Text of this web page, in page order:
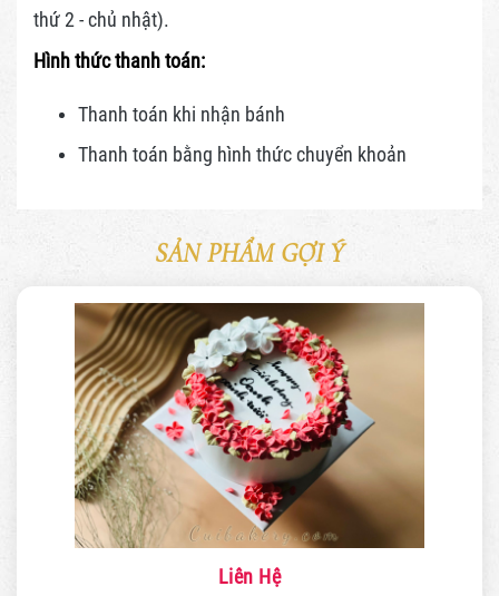
thứ 2 - chủ nhật).
Hình thức thanh toán:
Thanh toán khi nhận bánh
Thanh toán bằng hình thứcchuyển khoản
SẢN PHẨM GỢI Ý
Liên Hệ